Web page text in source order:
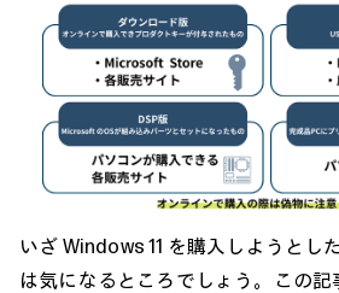
コラム一覧
いざ Windows 11 を購入しようとし
は気になるところでしょう。この記